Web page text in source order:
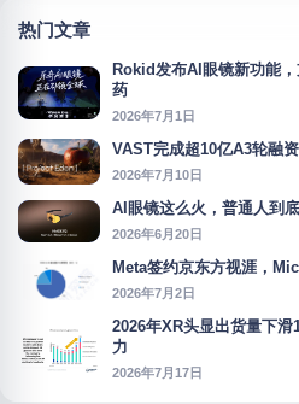
热门文章
Rokid发布AI眼镜新功能
药
2026年7月1日
VAST完成超10亿A3轮融
2026年7月10日
AI眼镜这么火，普通人到
2026年6月20日
Meta签约京东方视涯，
2026年7月2日
2026年XR头显出货量下
力
2026年7月17日